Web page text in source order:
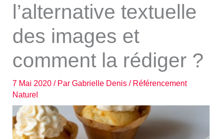
l’alternative textuelle
des images et
comment la rédiger ?
7 Mai 2020/ ParGabrielle Denis/ Référencement
Naturel